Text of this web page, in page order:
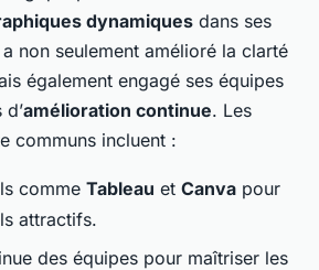
dynamiques dans ses
non seulement amélioré la clarté
également engagé ses équipes
amélioration continue. Les
communs incluent :
comme Tableau et Canva pour
attractifs.
des équipes pour maîtriser les